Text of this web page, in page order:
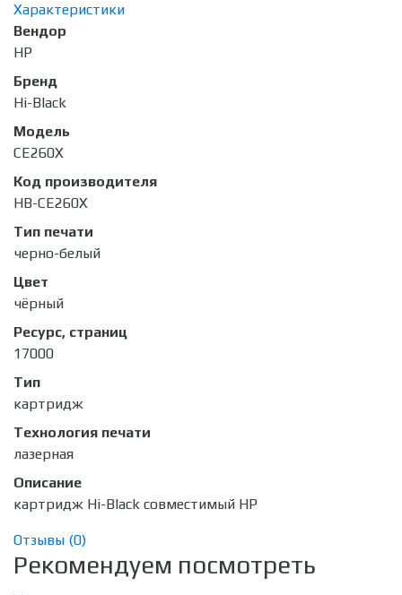
Характеристики
Вендор
HP
Бренд
Hi-Black
Модель
CE260X
Код производителя
HB-CE260X
Тип печати
черно-белый
Цвет
чёрный
Ресурс, страниц
17000
Тип
картридж
Технология печати
лазерная
Описание
картридж Hi-Black совместимый HP
Отзывы (0)
Рекомендуем посмотреть